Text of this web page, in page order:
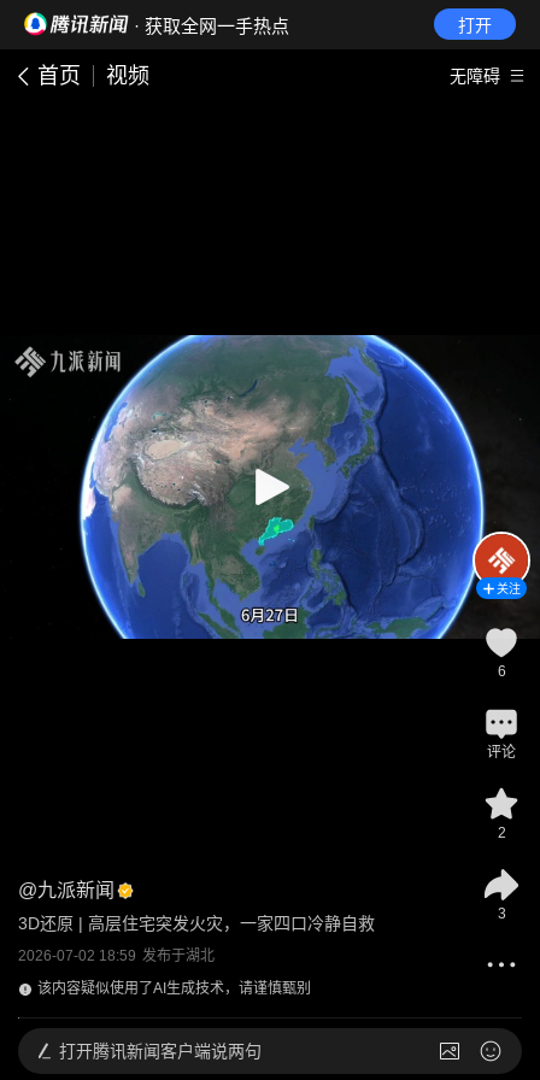
· 获取全网一手热点 打开
首页 视频 无障碍
@九派新闻
3D还原 | 高层住宅突发火灾，一家四口冷静自救
2026-07-02 18:59 发布于湖北
该内容疑似使用了AI生成技术，请谨慎甄别
关注
6
评论
2
3
打开腾讯新闻客户端说两句